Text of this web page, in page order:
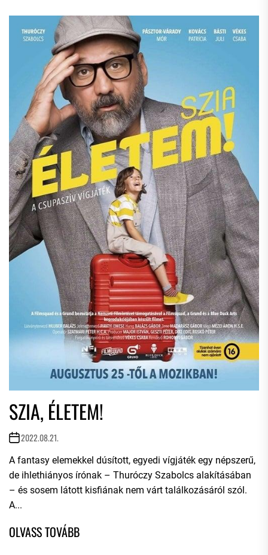
SZIA, ÉLETEM!
2022.08.21.
A fantasy elemekkel dúsított, egyedi vígjáték egy népszerű,
de ihlethiányos írónak – Thuróczy Szabolcs alakításában
– és sosem látott kisfiának nem várt találkozásáról szól.
A...